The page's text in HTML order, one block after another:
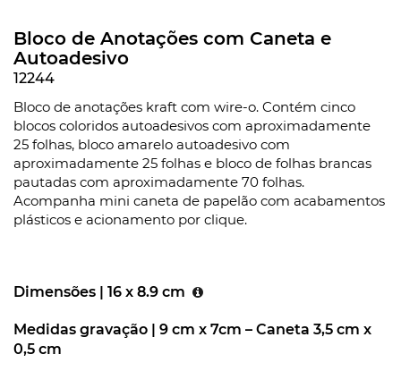
Bloco de Anotações com Caneta e
Autoadesivo
12244
Bloco de anotações kraft com wire-o. Contém cinco
blocos coloridos autoadesivos com aproximadamente
25 folhas, bloco amarelo autoadesivo com
aproximadamente 25 folhas e bloco de folhas brancas
pautadas com aproximadamente 70 folhas.
Acompanha mini caneta de papelão com acabamentos
plásticos e acionamento por clique.
Dimensões | 16 x 8.9 cm
Medidas gravação | 9 cm x 7cm – Caneta 3,5 cm x
0,5 cm